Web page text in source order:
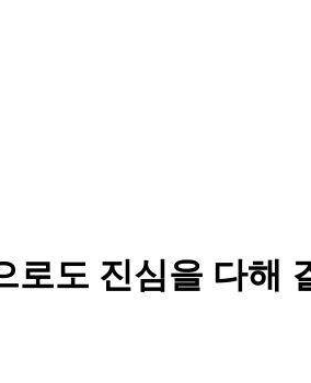
로도 진심을 다해